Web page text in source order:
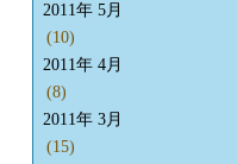
2011年 5月
(10)
2011年 4月
(8)
2011年 3月
(15)